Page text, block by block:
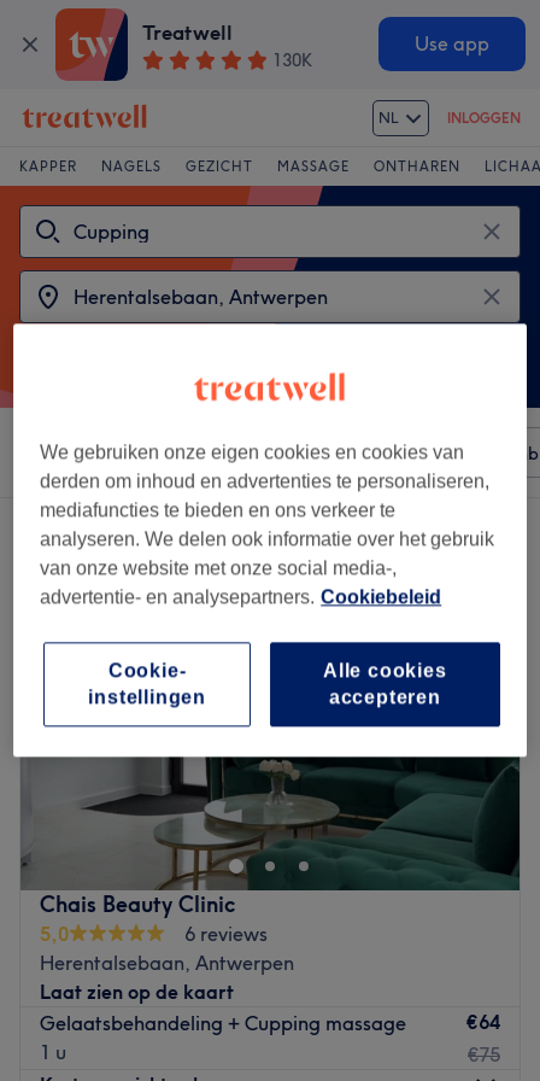
Treatwell
130K
Use app
NL INLOGGEN
KAPPER NAGELS GEZICHT MASSAGE ONTHAREN
Sorteer op Elke prijs Merken Salons
2 salons met: cupping in de buurt van Herentalsebaan, Antwerpen
Chais Beauty Clinic
5,0
6 reviews
Herentalsebaan, Antwerpen
Laat zien op de kaart
Gelaatsbehandeling + Cupping massage
1 u
€64
€75
We gebruiken onze eigen cookies en cookies van
derden om inhoud en advertenties te personaliseren,
mediafuncties te bieden en ons verkeer te
analyseren. We delen ook informatie over het gebruik
van onze website met onze social media-,
advertentie- en analysepartners. Cookiebeleid
Alle cookies
accepteren
Cookie-
instellingen